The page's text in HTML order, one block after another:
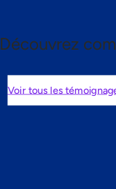
Découvrez
Voir tous les